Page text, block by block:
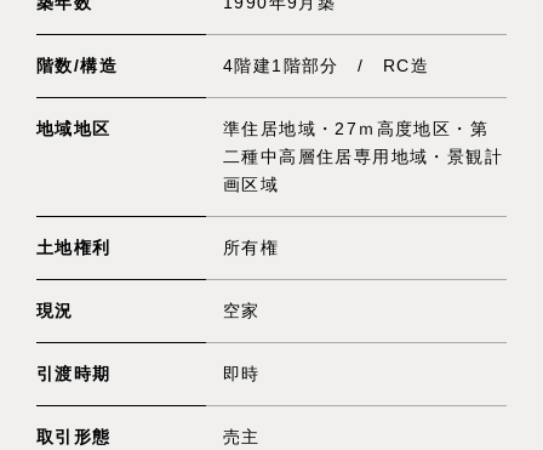
階数/構造 4階建1階部分 / RC造
地域地区
準住居地域・27ｍ高度地区・第
二種中高層住居専用地域・景観計
画区域
土地権利 所有権
現況 空家
引渡時期 即時
取引形態 売主